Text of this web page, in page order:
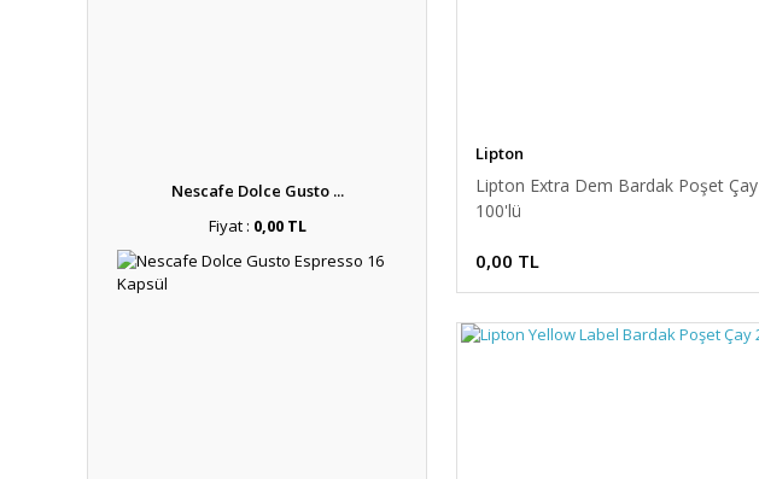
Nescafe Dolce Gusto ...
Fiyat : 0,00 TL
Lipton
Lipton Extra Dem Bardak Poşet Çay
100'lü
0,00 TL